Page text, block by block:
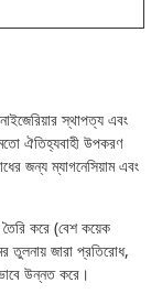
স্থাপত্য এবং
ঐতিহ্যবাহী উপকরণ
জন্য ম্যাগনেসিয়াম এবং
তৈরি করে (বেশ কয়েক
তুলনায় জারা প্রতিরোধ,
উন্নত করে।